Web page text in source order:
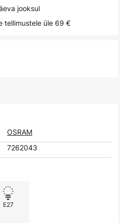
jooksul
tellimustele üle 69 €
OSRAM
7262043
E27